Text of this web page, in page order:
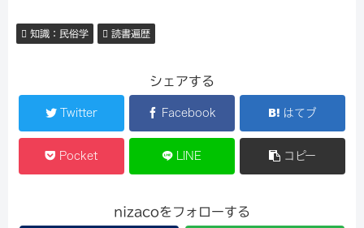
知識：民俗学 読書遍歴
シェアする
Twitter Facebook はてブ
Pocket LINE コピー
nizacoをフォローする